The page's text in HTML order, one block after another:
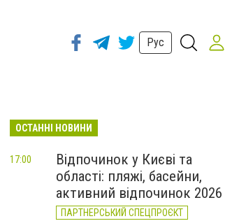
Рус
ОСТАННІ НОВИНИ
Відпочинок у Києві та
області: пляжі, басейни,
активний відпочинок 2026
ПАРТНЕРСЬКИЙ СПЕЦПРОЄКТ
17:00